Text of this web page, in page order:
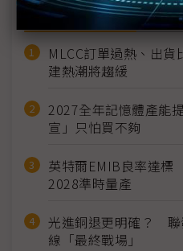
近７天熱門報導
MLCC訂單過熱、出
建熱潮將趨緩
2027全年記憶體產能
宣」只怕買不夠
英特爾EMIB良率達
2028準時量產
光進銅退更明確？ 聯
線「最終戰場」